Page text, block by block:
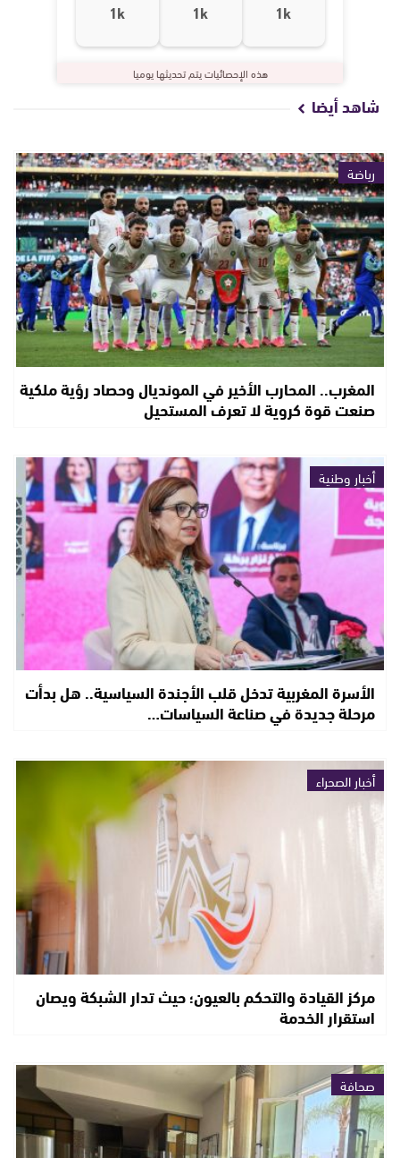
1k
1k
1k
هذه الإحصائيات يتم تحديثها يوميا
شاهد أيضا
رياضة
المغرب.. المحارب الأخير في المونديال وحصاد رؤية ملكية
صنعت قوة كروية لا تعرف المستحيل
أخبار وطنية
الأسرة المغربية تدخل قلب الأجندة السياسية.. هل بدأت
مرحلة جديدة في صناعة السياسات…
أخبار الصحراء
مركز القيادة والتحكم بالعيون؛ حيث تدار الشبكة ويصان
استقرار الخدمة
صحافة